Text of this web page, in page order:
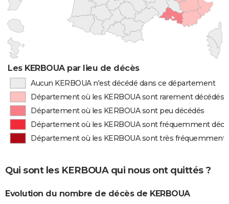
Les KERBOUA par lieu de décès
Aucun KERBOUA n'est décédé dans ce département
Département où les KERBOUA sont rarement décédés
Département où les KERBOUA sont peu décédés
Département où les KERBOUA sont fréquemment
Département où les KERBOUA sont très fréquemment
Qui sont les KERBOUA qui nous ont quittés ?
Evolution du nombre de décès de KERBOUA